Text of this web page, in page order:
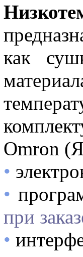
как
Omron
•
•
при
•